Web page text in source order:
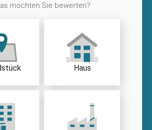
möchten Sie bewerten?
Haus